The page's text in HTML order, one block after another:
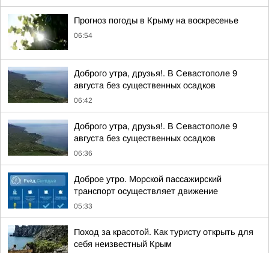
Прогноз погоды в Крыму на воскресенье
06:54
Доброго утра, друзья!. В Севастополе 9
августа без существенных осадков
06:42
Доброго утра, друзья!. В Севастополе 9
августа без существенных осадков
06:36
Доброе утро. Морской пассажирский
транспорт осуществляет движение
05:33
Поход за красотой. Как туристу открыть для
себя неизвестный Крым